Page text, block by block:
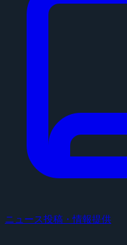
ニュース投稿・情報提供